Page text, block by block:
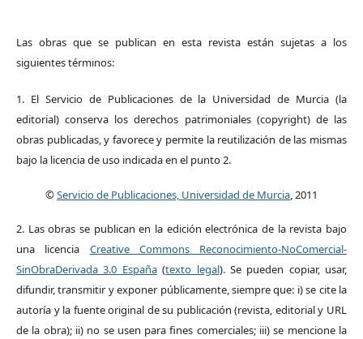
Las obras que se publican en esta revista están sujetas a los
siguientes términos:
1. El Servicio de Publicaciones de la Universidad de Murcia (la
editorial) conserva los derechos patrimoniales (copyright) de las
obras publicadas, y favorece y permite la reutilización de las mismas
bajo la licencia de uso indicada en el punto 2.
©Servicio de Publicaciones, Universidad de Murcia, 2011
2. Las obras se publican en la edición electrónica de la revista bajo
una licencia Creative Commons Reconocimiento-NoComercial-
SinObraDerivada 3.0 España(texto legal). Se pueden copiar, usar,
difundir, transmitir y exponer públicamente, siempre que: i) se cite la
autoría y la fuente original de su publicación (revista, editorial y URL
de la obra); ii) no se usen para fines comerciales; iii) se mencione la